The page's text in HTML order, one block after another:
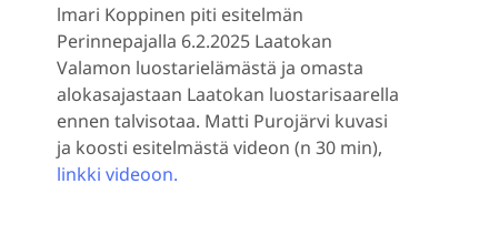
lmari Koppinen piti esitelmän
Perinnepajalla 6.2.2025 Laatokan
Valamon luostarielämästä ja omasta
alokasajastaan Laatokan luostarisaarella
ennen talvisotaa. Matti Purojärvi kuvasi
ja koosti esitelmästä videon (n 30 min),
linkki videoon.